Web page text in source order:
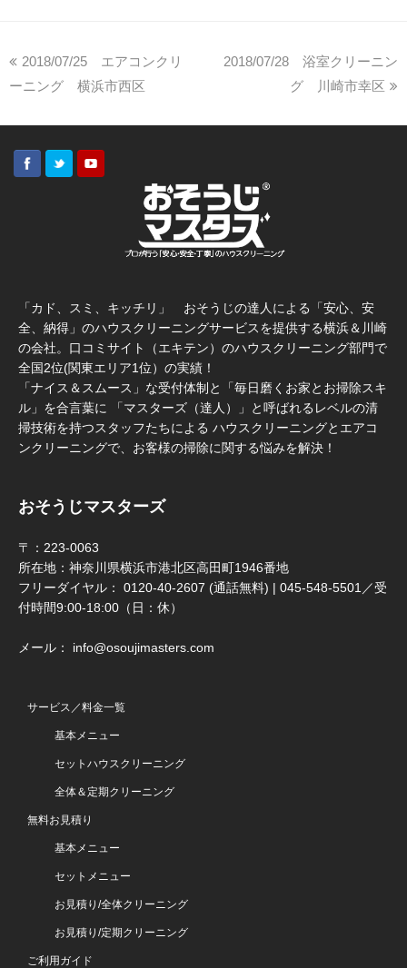
2018/07/25 エアコンクリ
ーニング 横浜市西区
2018/07/28 浴室クリーニン
グ 川崎市幸区
「カド、スミ、キッチリ」 おそうじの達人による「安心、安
全、納得」のハウスクリーニングサービスを提供する横浜＆川崎
の会社。口コミサイト（エキテン）のハウスクリーニング部門で
全国2位(関東エリア1位）の実績！
「ナイス＆スムース」な受付体制と「毎日磨くお家とお掃除スキ
ル」を合言葉に 「マスターズ（達人）」と呼ばれるレベルの清
掃技術を持つスタッフたちによる ハウスクリーニングとエアコ
ンクリーニングで、お客様の掃除に関する悩みを解決！
おそうじマスターズ
〒：223-0063
所在地：神奈川県横浜市港北区高田町1946番地
フリーダイヤル： 0120-40-2607 (通話無料) | 045-548-5501／受
付時間9:00-18:00（日：休）
メール： info@osoujimasters.com
サービス／料金一覧
基本メニュー
セットハウスクリーニング
全体＆定期クリーニング
無料お見積り
基本メニュー
セットメニュー
お見積り/全体クリーニング
お見積り/定期クリーニング
ご利用ガイド